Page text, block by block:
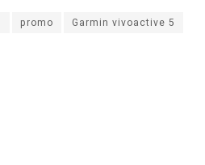
promo
Garmin vivoactive 5